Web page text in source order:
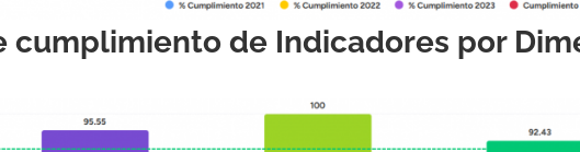
cumplimiento de Indicadores por